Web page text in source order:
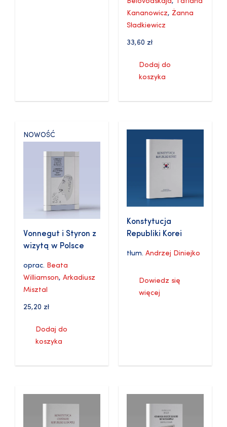
Kananowicz, Żanna
Sładkiewicz
33,60 zł
Dodaj do
koszyka
NOWOŚĆ
Vonnegut i Styron z
wizytą w Polsce
oprac. Beata
Williamson, Arkadiusz
Misztal
25,20 zł
Dodaj do
koszyka
Konstytucja
Republiki Korei
tłum. Andrzej Diniejko
Dowiedz się
więcej